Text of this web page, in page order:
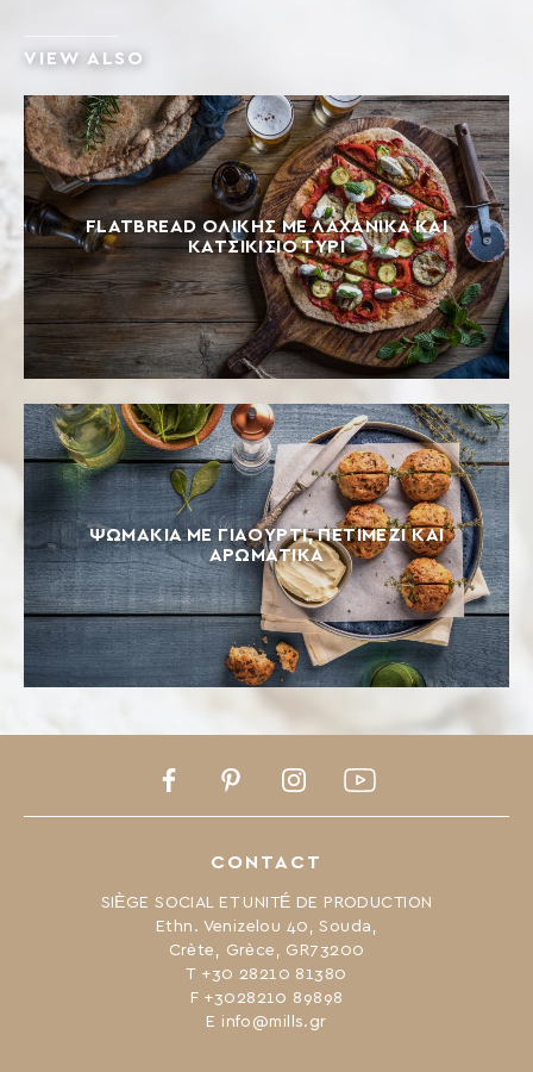
VIEW ALSO
FLATBREAD ΟΛΙΚΗΣ ΜΕ ΛΑΧΑΝΙΚΑ ΚΑΙ
ΚΑΤΣΙΚΙΣΙΟ ΤΥΡΙ
ΨΩΜΑΚΙΑ ΜΕ ΓΙΑΟΥΡΤΙ, ΠΕΤΙΜΕΖΙ ΚΑΙ
ΑΡΩΜΑΤΙΚΑ
CONTACT
SIÈGE SOCIAL ET UNITÉ DE PRODUCTION
Ethn. Venizelou 40, Souda,
Crète, Grèce, GR73200
Τ +30 28210 81380
F +3028210 89898
Ε info@mills.gr
FacebookPinterestInstagramYoutube